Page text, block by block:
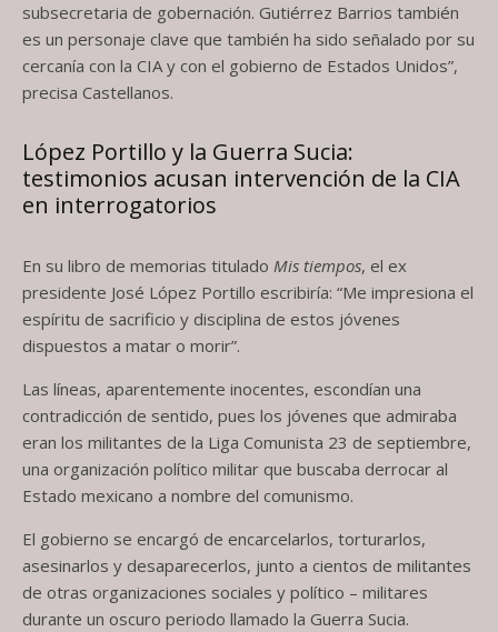
subsecretaria de gobernación. Gutiérrez Barrios también
es un personaje clave que también ha sido señalado por su
cercanía con la CIA y con el gobierno de Estados Unidos”,
precisa Castellanos.
López Portillo y la Guerra Sucia:
testimonios acusan intervención de la CIA
en interrogatorios
En su libro de memorias titulado Mis tiempos, el ex
presidente José López Portillo escribiría: “Me impresiona el
espíritu de sacrificio y disciplina de estos jóvenes
dispuestos a matar o morir”.
Las líneas, aparentemente inocentes, escondían una
contradicción de sentido, pues los jóvenes que admiraba
eran los militantes de la Liga Comunista 23 de septiembre,
una organización político militar que buscaba derrocar al
Estado mexicano a nombre del comunismo.
El gobierno se encargó de encarcelarlos, torturarlos,
asesinarlos y desaparecerlos, junto a cientos de militantes
de otras organizaciones sociales y político – militares
durante un oscuro periodo llamado la Guerra Sucia.